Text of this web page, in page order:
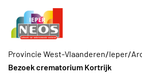
Provincie West-Vlaanderen/Ieper/
Bezoek crematorium Kortrijk